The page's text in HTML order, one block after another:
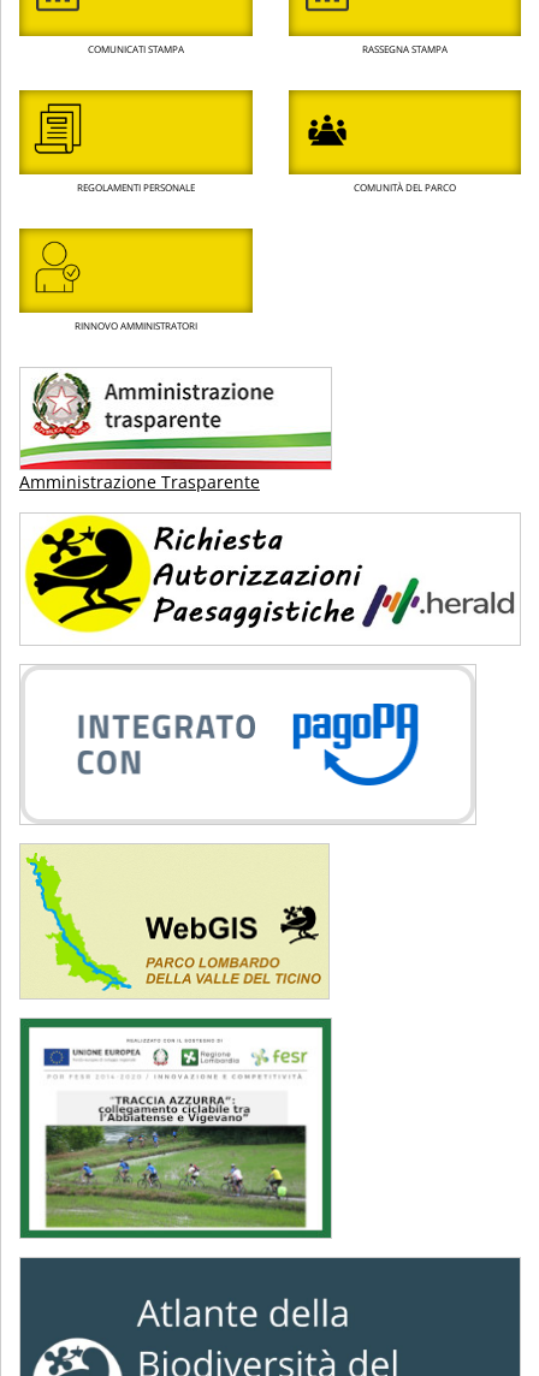
COMUNICATI STAMPA RASSEGNA STAMPA
REGOLAMENTI PERSONALE COMUNITÀ DEL PARCO
RINNOVO AMMINISTRATORI
Amministrazione Trasparente